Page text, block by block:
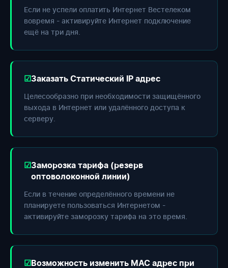
Если не успели оплатить Интернет Вестелеком
вовремя - активируйте Интернет подключение
ещё на три дня.
Заказать Статический IP адрес
Целесообразно при необходимости защищённого
выхода в Интернет или удалённого доступа к
серверу.
Заморозка тарифа (резерв
оптоволоконной линии)
Если в течение определённого времени не
планируете пользоваться Интернетом -
активируйте заморозку тарифа на это время.
Возможность изменить МАС адрес при